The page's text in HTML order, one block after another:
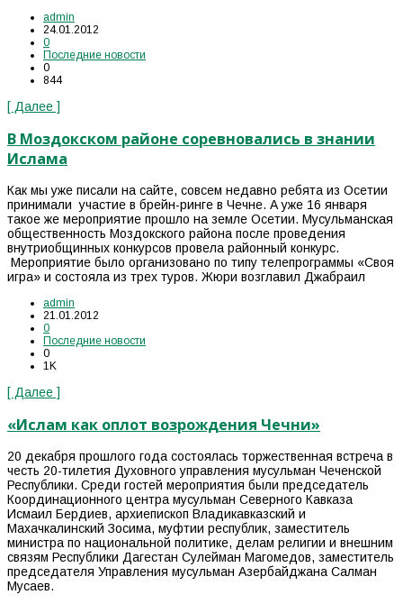
admin
24.01.2012
0
Последние новости
0
844
[ Далее ]
В Моздокском районе соревновались в знании
Ислама
Как мы уже писали на сайте, совсем недавно ребята из Осетии
принимали участие в брейн-ринге в Чечне. А уже 16 января
такое же мероприятие прошло на земле Осетии. Мусульманская
общественность Моздокского района после проведения
внутриобщинных конкурсов провела районный конкурс.
Мероприятие было организовано по типу телепрограммы «Своя
игра» и состояла из трех туров. Жюри возглавил Джабраил
admin
21.01.2012
0
Последние новости
0
1K
[ Далее ]
«Ислам как оплот возрождения Чечни»
20 декабря прошлого года состоялась торжественная встреча в
честь 20-тилетия Духовного управления мусульман Чеченской
Республики. Среди гостей мероприятия были председатель
Координационного центра мусульман Северного Кавказа
Исмаил Бердиев, архиепископ Владикавказский и
Махачкалинский Зосима, муфтии республик, заместитель
министра по национальной политике, делам религии и внешним
связям Республики Дагестан Сулейман Магомедов, заместитель
председателя Управления мусульман Азербайджана Салман
Мусаев.